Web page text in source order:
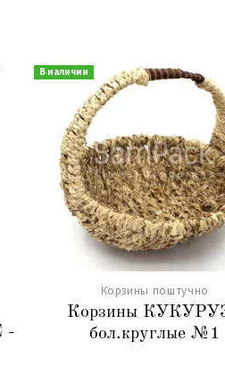
-
В наличии
Корзины поштучно
Корзины
бол.круглые №1